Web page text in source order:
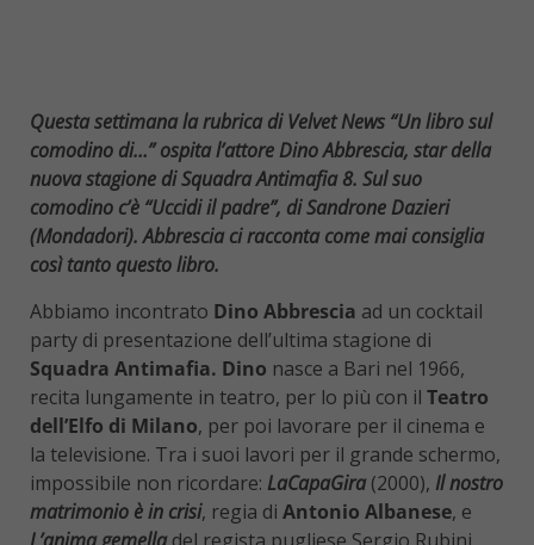
Questa settimana la rubrica di Velvet News “Un libro sul
comodino di…” ospita l’attore Dino Abbrescia, star della
nuova stagione di Squadra Antimafia 8. Sul suo
comodino c’è “Uccidi il padre”, di Sandrone Dazieri
(Mondadori). Abbrescia ci racconta come mai consiglia
così tanto questo libro.
Abbiamo incontrato Dino Abbrescia ad un cocktail
party di presentazione dell’ultima stagione di
Squadra Antimafia. Dino nasce a Bari nel 1966,
recita lungamente in teatro, per lo più con il Teatro
dell’Elfo di Milano, per poi lavorare per il cinema e
la televisione. Tra i suoi lavori per il grande schermo,
impossibile non ricordare: LaCapaGira (2000), Il nostro
matrimonio è in crisi, regia di Antonio Albanese, e